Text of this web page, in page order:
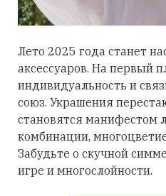
Лето 2025 года станет
аксессуаров. На первый
индивидуальность и
союз. Украшения
становятся
комбинации,
Забудьте о скучной
игре и многослойности.